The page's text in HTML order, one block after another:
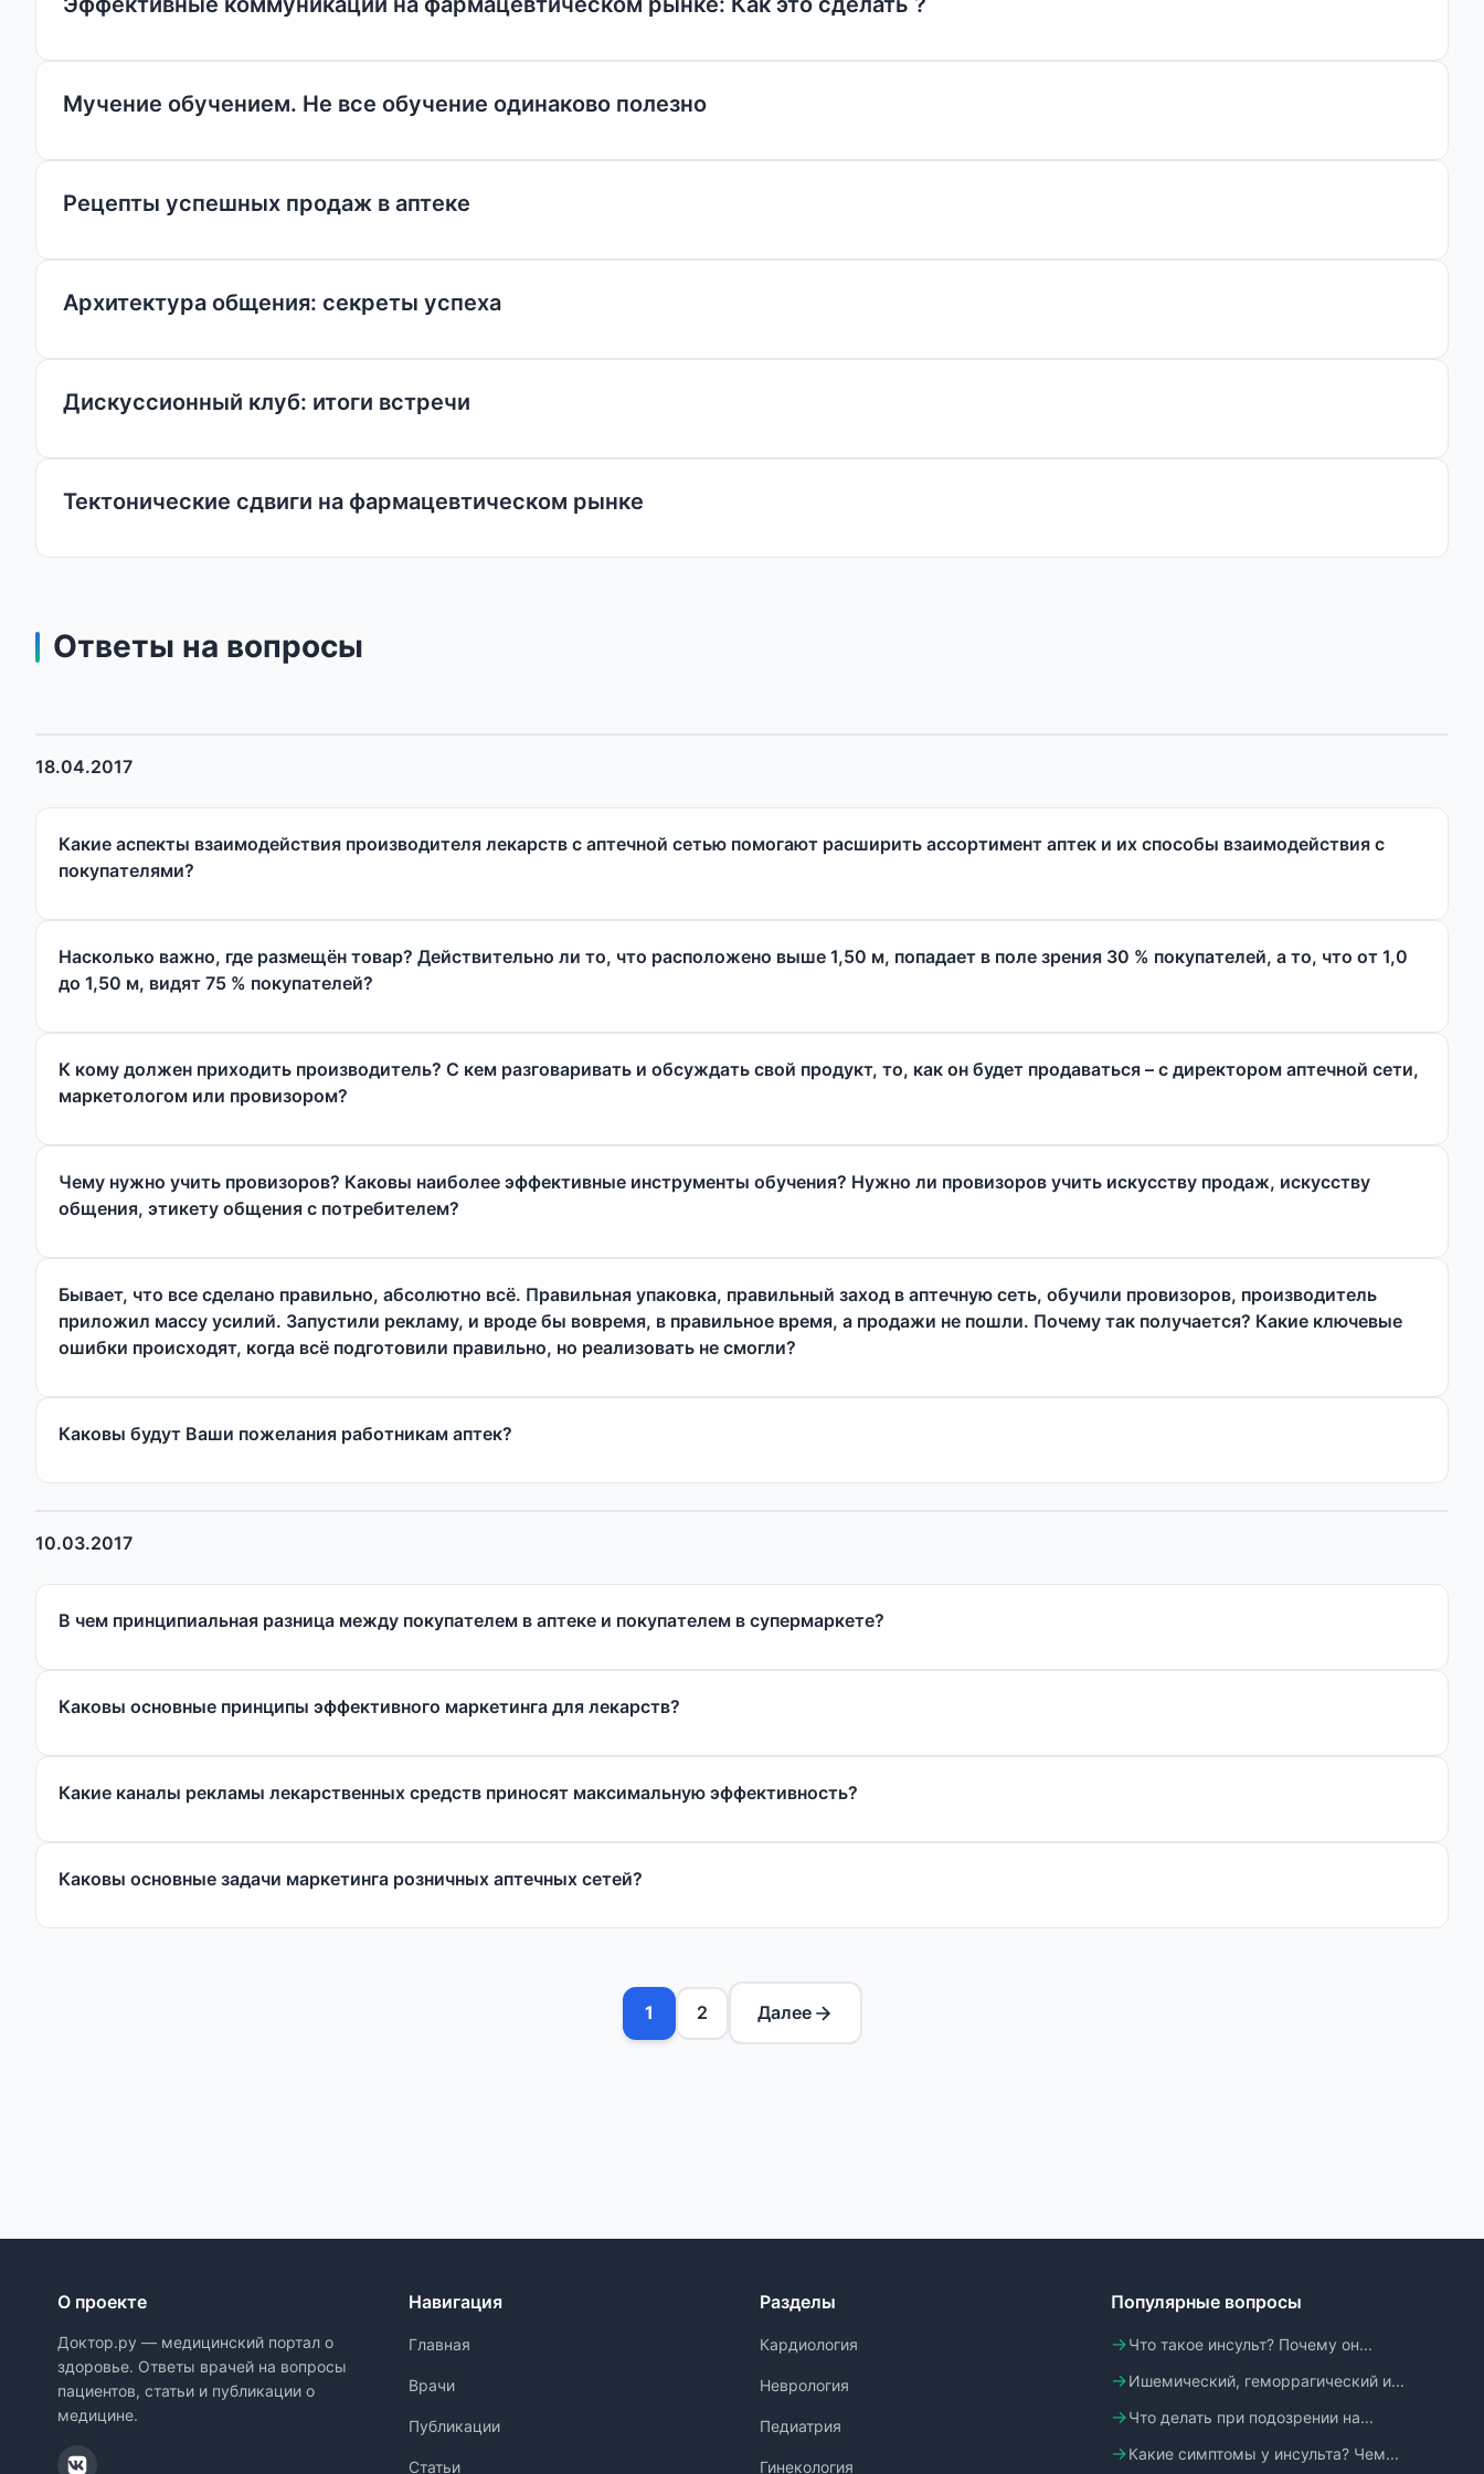
Мучение обучением. Не все обучение одинаково полезно
Рецепты успешных продаж в аптеке
Архитектура общения: секреты успеха
Дискуссионный клуб: итоги встречи
Тектонические сдвиги на фармацевтическом рынке
Ответы на вопросы
18.04.2017
Какие аспекты взаимодействия производителя лекарств с аптечной сетью помогают расширить ассортимент аптек и их способы взаимодействия с
покупателями?
Насколько важно, где размещён товар? Действительно ли то, что расположено выше 1,50 м, попадает в поле зрения 30 % покупателей, а то, что от 1,0
до 1,50 м, видят 75 % покупателей?
К кому должен приходить производитель? С кем разговаривать и обсуждать свой продукт, то, как он будет продаваться – с директором аптечной сети,
маркетологом или провизором?
Чему нужно учить провизоров? Каковы наиболее эффективные инструменты обучения? Нужно ли провизоров учить искусству продаж, искусству
общения, этикету общения с потребителем?
Бывает, что все сделано правильно, абсолютно всё. Правильная упаковка, правильный заход в аптечную сеть, обучили провизоров, производитель
приложил массу усилий. Запустили рекламу, и вроде бы вовремя, в правильное время, а продажи не пошли. Почему так получается? Какие ключевые
ошибки происходят, когда всё подготовили правильно, но реализовать не смогли?
Каковы будут Ваши пожелания работникам аптек?
10.03.2017
В чем принципиальная разница между покупателем в аптеке и покупателем в супермаркете?
Каковы основные принципы эффективного маркетинга для лекарств?
Какие каналы рекламы лекарственных средств приносят максимальную эффективность?
Каковы основные задачи маркетинга розничных аптечных сетей?
1 2 Далее
О проекте
Доктор.ру — медицинский портал о
здоровье. Ответы врачей на вопросы
пациентов, статьи и публикации о
медицине.
Навигация
Главная
Врачи
Публикации
Статьи
Разделы
Кардиология
Неврология
Педиатрия
Гинекология
Популярные вопросы
Что такое инсульт? Почему он...
Ишемический, геморрагический и...
Что делать при подозрении на...
Какие симптомы у инсульта? Чем...